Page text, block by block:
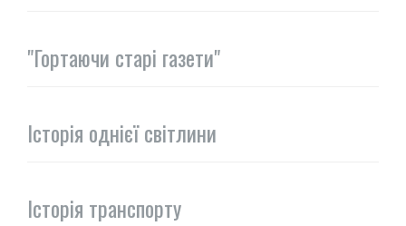
"Гортаючи старі газети"
Історія однієї світлини
Історія транспорту